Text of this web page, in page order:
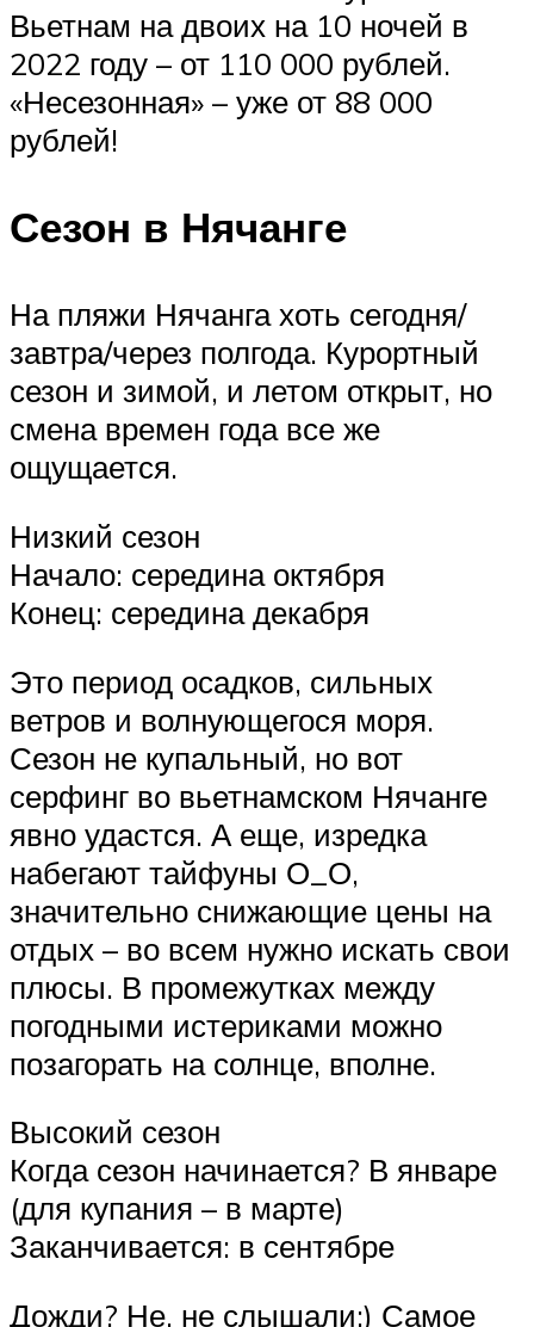
Вьетнам на двоих на 10 ночей в
2022 году – от 110 000 рублей.
«Несезонная» – уже от 88 000
рублей!
Сезон в Нячанге
На пляжи Нячанга хоть сегодня/
завтра/через полгода. Курортный
сезон и зимой, и летом открыт, но
смена времен года все же
ощущается.
Низкий сезон
Начало: середина октября
Конец: середина декабря
Это период осадков, сильных
ветров и волнующегося моря.
Сезон не купальный, но вот
серфинг во вьетнамском Нячанге
явно удастся. А еще, изредка
набегают тайфуны О_О,
значительно снижающие цены на
отдых – во всем нужно искать свои
плюсы. В промежутках между
погодными истериками можно
позагорать на солнце, вполне.
Высокий сезон
Когда сезон начинается? В январе
(для купания – в марте)
Заканчивается: в сентябре
Дожди? Не, не слышали:) Самое